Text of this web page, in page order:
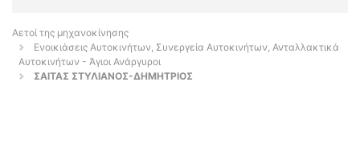
Αετοί της μηχανοκίνησης
Ενοικιάσεις Αυτοκινήτων, Συνεργεία Αυτοκινήτων, Ανταλλακτικά
Αυτοκινήτων - Άγιοι Ανάργυροι
ΣΑΙΤΑΣ ΣΤΥΛΙΑΝΟΣ-ΔΗΜΗΤΡΙΟΣ